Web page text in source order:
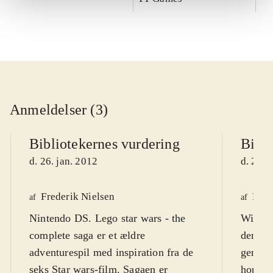
Anmeldelser (3)
Bibliotekernes vurdering
d. 26. jan. 2012
af Frederik Nielsen
Nintendo DS. Lego star wars - the
complete saga er et ældre
adventurespil med inspiration fra de
seks Star wars-film. Sagaen er
d. 26.
af
Wii.
den